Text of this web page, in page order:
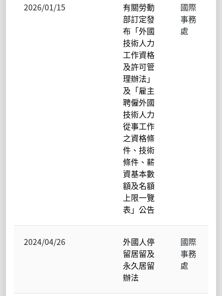
2026/01/15
有關勞動
部訂定發
布「外國
技術人力
工作資格
及許可管
理辦法」
及「雇主
聘僱外國
技術人力
從事工作
之資格條
件、技術
條件、薪
資基本數
額及名額
上限一覽
表」公告
國際
事務
處
2024/04/26
外國人停
留居留及
永久居留
辦法
國際
事務
處